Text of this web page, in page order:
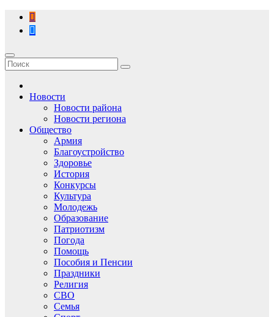
Перейти
содержимому
Новости
Новости района
Новости региона
Общество
Армия
Благоустройство
Здоровье
История
Конкурсы
Культура
Молодежь
Образование
Патриотизм
Погода
Помощь
Пособия и Пенсии
Праздники
Религия
СВО
Семья